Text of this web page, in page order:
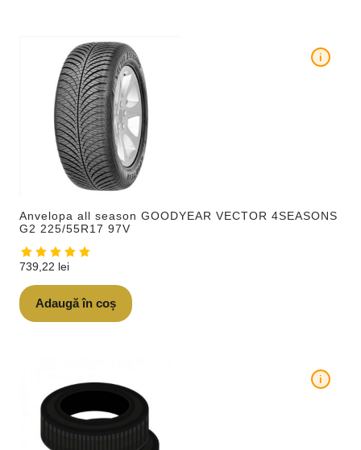
Anvelopa all season GOODYEAR VECTOR 4SEASONS
G2 225/55R17 97V
i
739,22 lei
Adaugă în coș
i